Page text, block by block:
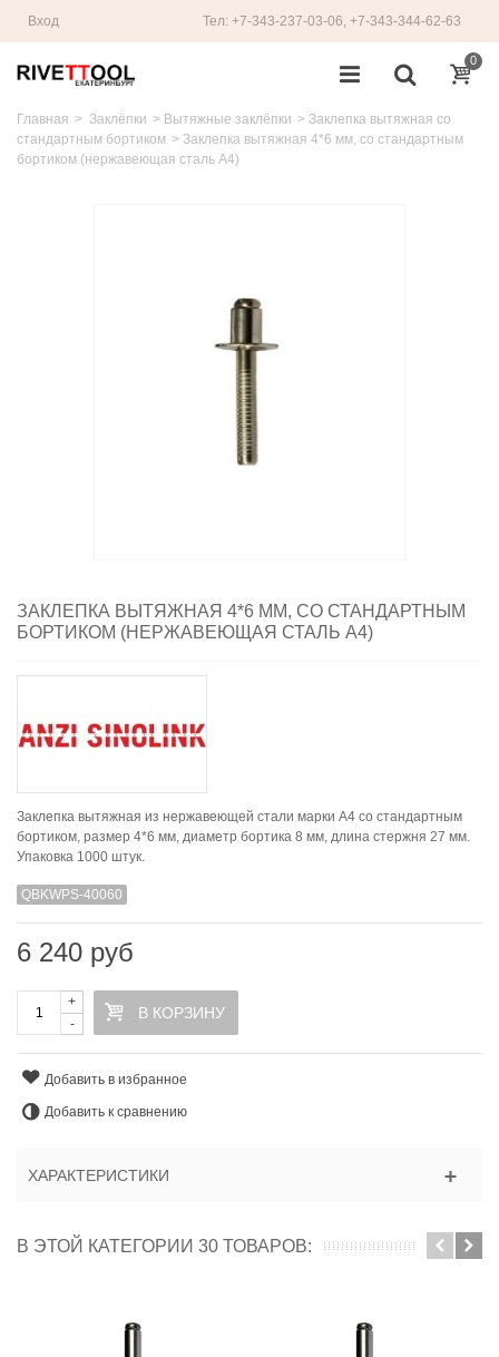
Вход Тел: +7-343-237-03-06, +7-343-344-62-63
0
Главная > Заклёпки > Вытяжные заклёпки > Заклепка вытяжная со
стандартным бортиком > Заклепка вытяжная 4*6 мм, со стандартным
бортиком (нержавеющая сталь A4)
ЗАКЛЕПКА ВЫТЯЖНАЯ 4*6 ММ, СО СТАНДАРТНЫМ
БОРТИКОМ (НЕРЖАВЕЮЩАЯ СТАЛЬ A4)
Заклепка вытяжная из нержавеющей стали марки А4 со стандартным
бортиком, размер 4*6 мм, диаметр бортика 8 мм, длина стержня 27 мм.
Упаковка 1000 штук.
QBKWPS-40060
6 240 руб
-
+
В КОРЗИНУ
Добавить в избранное
Добавить к сравнению
ХАРАКТЕРИСТИКИ
В ЭТОЙ КАТЕГОРИИ 30 ТОВАРОВ: